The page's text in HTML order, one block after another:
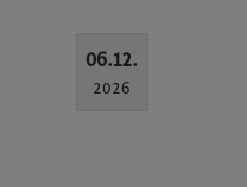
06.12.
2026